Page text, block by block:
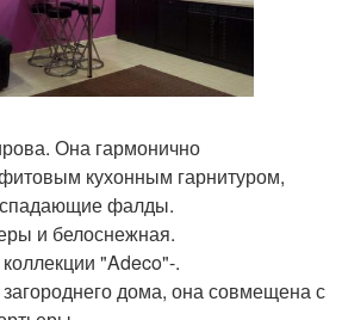
Она гармонично
кухонным гарнитуром,
фалды.
и белоснежная.
"Adeco"-.
дома, она совмещена с